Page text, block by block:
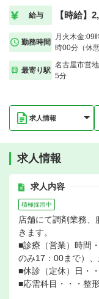
給与 【時給】
勤務時間
月火木金:09
時00分（休
最寄り駅
名古屋市営
5分
求人情報
求人情報
求人内容
積極採用中
店舗にて調剤業務
きます。
■診療（営業）時間
のみ17：00まで）
■休診（定休）日・
■応需科目・・・整